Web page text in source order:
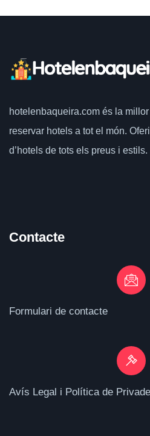
hotelenbaqueira.com és la
reservar hotels a tot el món.
d’hotels de tots els preus i estils.
Contacte
Formulari de contacte
Avís Legal i Política de